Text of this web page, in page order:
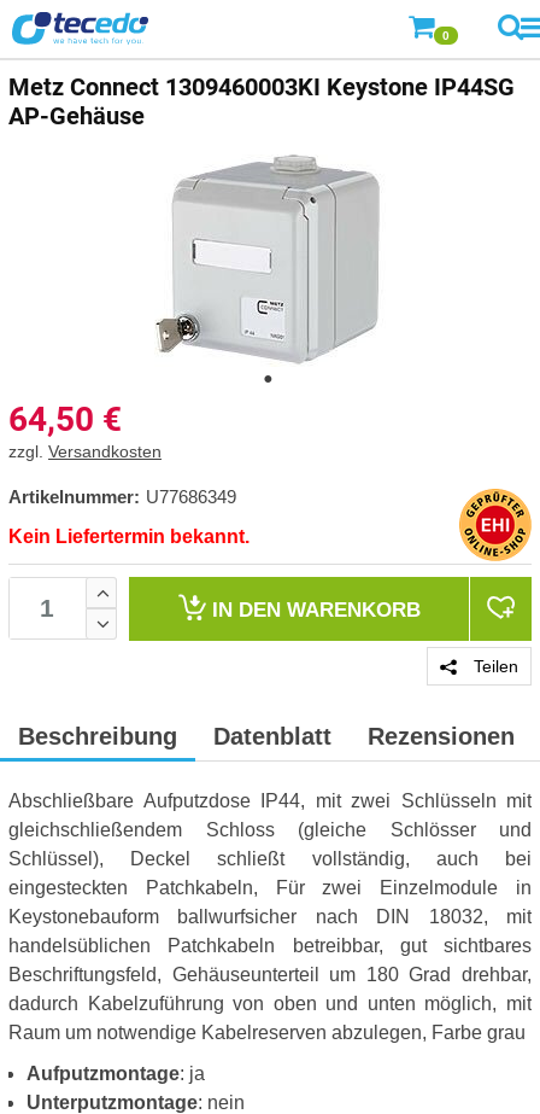
0
Metz Connect 1309460003KI Keystone IP44SG
AP-Gehäuse
64,50 €
zzgl. Versandkosten
Artikelnummer: U77686349
Kein Liefertermin bekannt.
IN DEN WARENKORB
Teilen
Beschreibung Datenblatt Rezensionen
Abschließbare Aufputzdose IP44, mit zwei Schlüsseln mit
gleichschließendem Schloss (gleiche Schlösser und
Schlüssel), Deckel schließt vollständig, auch bei
eingesteckten Patchkabeln, Für zwei Einzelmodule in
Keystonebauform ballwurfsicher nach DIN 18032, mit
handelsüblichen Patchkabeln betreibbar, gut sichtbares
Beschriftungsfeld, Gehäuseunterteil um 180 Grad drehbar,
dadurch Kabelzuführung von oben und unten möglich, mit
Raum um notwendige Kabelreserven abzulegen, Farbe grau
Aufputzmontage: ja
Unterputzmontage: nein